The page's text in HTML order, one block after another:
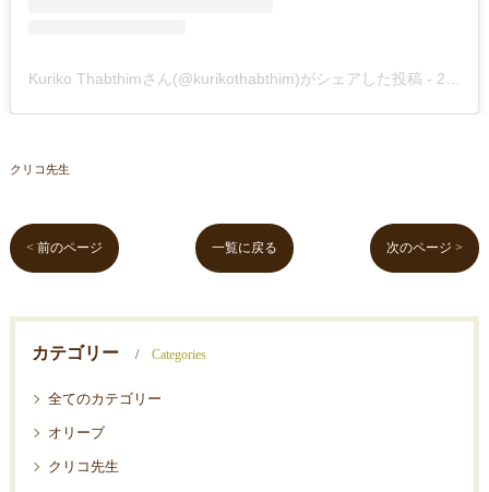
Kuriko Thabthimさん(@kurikothabthim)がシェアした投稿 - 2019年Jul月14日am1時01分PDT
クリコ先生
< 前のページ 一覧に戻る 次のページ >
カテゴリー Categories
全てのカテゴリー
オリーブ
クリコ先生